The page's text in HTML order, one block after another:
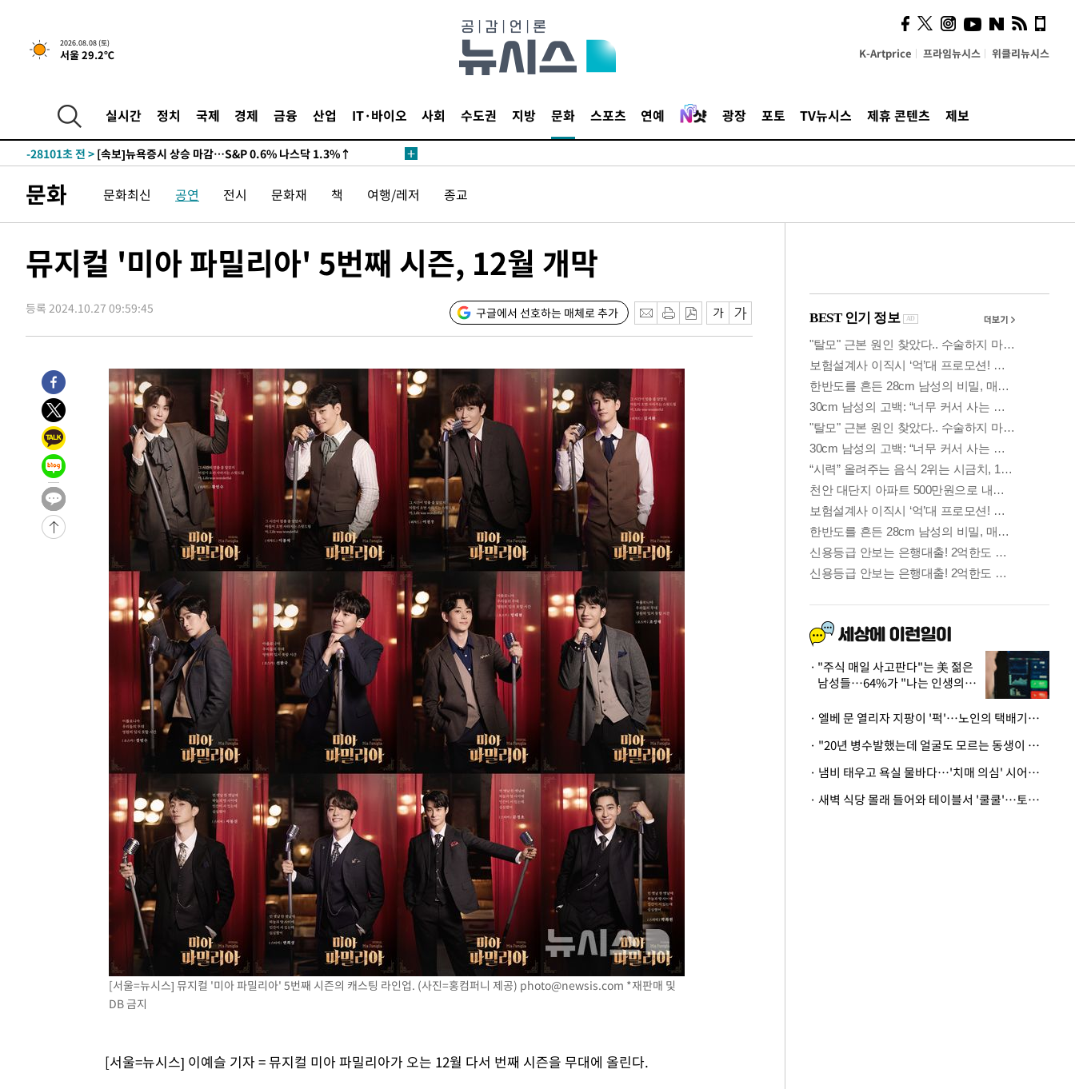
2026.08.08 (토)
서울 29.2℃ K-Artprice 프라임뉴시스 위클리뉴시스
실시간 정치 국제 경제 금융 산업 IT·바이오 사회 수도권 지방 문화 스포츠 연예 광장 포토 TV뉴시스 제휴 콘텐츠 제보
-28101초 전 > [속보]뉴욕증시 상승 마감…S&P 0.6% 나스닥 1.3%↑
문화 문화최신 공연 전시 문화재 책 여행/레저 종교
뮤지컬 '미아 파밀리아' 5번째 시즌, 12월 개막
등록 2024.10.27 09:59:45 구글에서 선호하는 매체로 추가
[서울=뉴시스] 뮤지컬 '미아 파밀리아' 5번째 시즌의 캐스팅 라인업. (사진=홍컴퍼니 제공) photo@newsis.com *재판매 및
DB 금지
[서울=뉴시스] 이예슬 기자 = 뮤지컬 미아 파밀리아가 오는 12월 다서 번째 시즌을 무대에 올린다.
시, 스마트폰 액세서리에
NFC 더했다
"주식 매일 사고판다"는 美 젊은
남성들…64%가 "나는 인생의
· 엘베 문 열리자 지팡이 '퍽'…노인의 택배기사 폭행 이유
· "20년 병수발했는데 얼굴도 모르는 동생이 유산 절반을"…배다른 형제 상속권 있을까
· 냄비 태우고 욕실 물바다…'치매 의심' 시어머니 검사 권유했다가 '날벼락'
· 새벽 식당 몰래 들어와 테이블서 '쿨쿨'…토사물 남기고 사라진 남성